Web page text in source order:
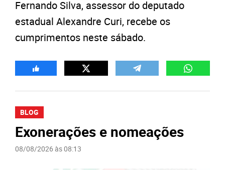
Fernando Silva, assessor do deputado
estadual Alexandre Curi, recebe os
cumprimentos neste sábado.
BLOG
Exonerações e nomeações
08/08/2026 às 08:13